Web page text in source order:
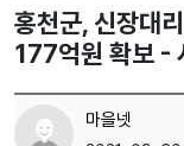
홍천군, 신장대
177억원 확보 -
마을넷